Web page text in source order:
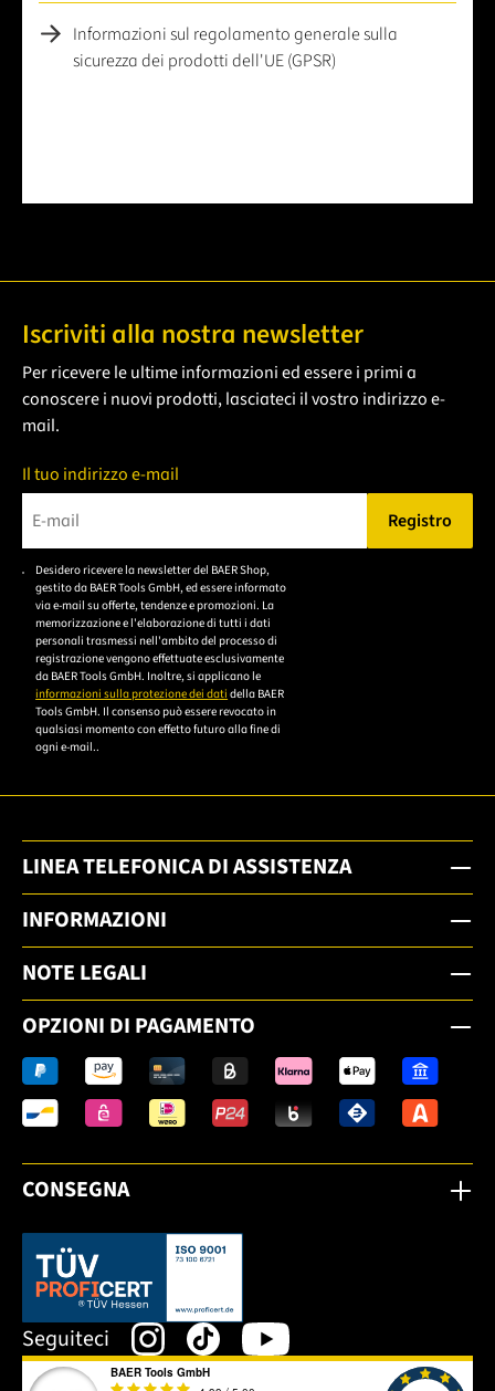
Informazioni sul regolamento generale sulla
sicurezza dei prodotti dell'UE (GPSR)
Iscriviti alla nostra newsletter
Per ricevere le ultime informazioni ed essere i primi a
conoscere i nuovi prodotti, lasciateci il vostro indirizzo e-
mail.
Il tuo indirizzo e-mail
Bitte geben Sie eine gültige E-Mail-Adresse ein.
Registro
Desidero ricevere la newsletter del BAER Shop,
gestito da BAER Tools GmbH, ed essere informato
via e-mail su offerte, tendenze e promozioni. La
memorizzazione e l'elaborazione di tutti i dati
personali trasmessi nell'ambito del processo di
registrazione vengono effettuate esclusivamente
da BAER Tools GmbH. Inoltre, si applicano le
informazioni sulla protezione dei dati della BAER
Tools GmbH. Il consenso può essere revocato in
qualsiasi momento con effetto futuro alla fine di
ogni e-mail..
LINEA TELEFONICA DI ASSISTENZA
INFORMAZIONI
NOTE LEGALI
OPZIONI DI PAGAMENTO
CONSEGNA
Dieser Link öffnet sich in einem neuen Tab.
Seguiteci